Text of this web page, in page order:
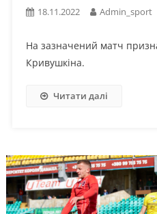
18.11.2022 Admin_sport
На зазначений матч
Кривушкіна.
Читати далі